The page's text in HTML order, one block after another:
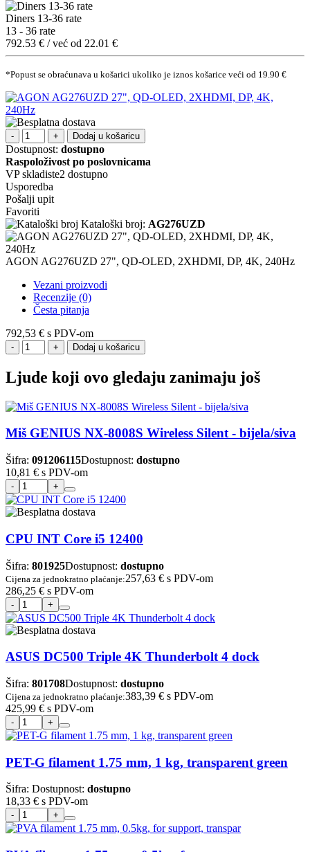
Diners 13-36 rate
13 - 36 rate
792.53 € / već od 22.01 €
*Popust se obraćunava u košarici ukoliko je iznos košarice veći od 19.90 €
Dodaj u košaricu
Dostupnost: dostupno
Raspoloživost po poslovnicama
VP skladiste2 dostupno
Usporedba
Pošalji upit
Favoriti
Kataloški broj: AG276UZD
AGON AG276UZD 27", QD-OLED, 2XHDMI, DP, 4K, 240Hz
Vezani proizvodi
Recenzije (0)
Česta pitanja
792,53 € s PDV-om
Dodaj u košaricu
Ljude koji ovo gledaju zanimaju još
Miš GENIUS NX-8008S Wireless Silent - bijela/siva
Šifra: 091206115Dostupnost: dostupno
10,81 € s PDV-om
CPU INT Core i5 12400
Šifra: 801925Dostupnost: dostupno
Cijena za jednokratno plaćanje:257,63 € s PDV-om
286,25 € s PDV-om
ASUS DC500 Triple 4K Thunderbolt 4 dock
Šifra: 801708Dostupnost: dostupno
Cijena za jednokratno plaćanje:383,39 € s PDV-om
425,99 € s PDV-om
PET-G filament 1.75 mm, 1 kg, transparent green
Šifra: Dostupnost: dostupno
18,33 € s PDV-om